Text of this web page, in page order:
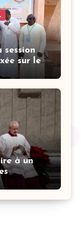
sur les
à un